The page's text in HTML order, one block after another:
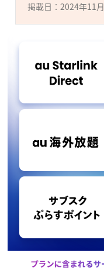
掲載日：2024年11